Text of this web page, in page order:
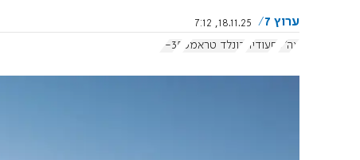
ערוץ 7
18.11.25, 7:12
צה"ל
סעודיה דונלד טראמפ F-35